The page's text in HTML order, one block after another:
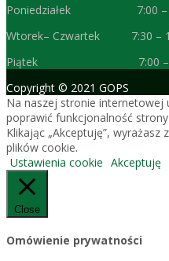
Poniedziałek 7:00 –
Wtorek– Czwartek 7:30 –
Piątek 7:00 –
Copyright © 2021 GOPS
Na naszej stronie internetowej
poprawić funkcjonalność
Klikając „Akceptuję”, wyrażasz
plików cookie.
Ustawienia cookie Akceptuję
Close
Omówienie prywatności